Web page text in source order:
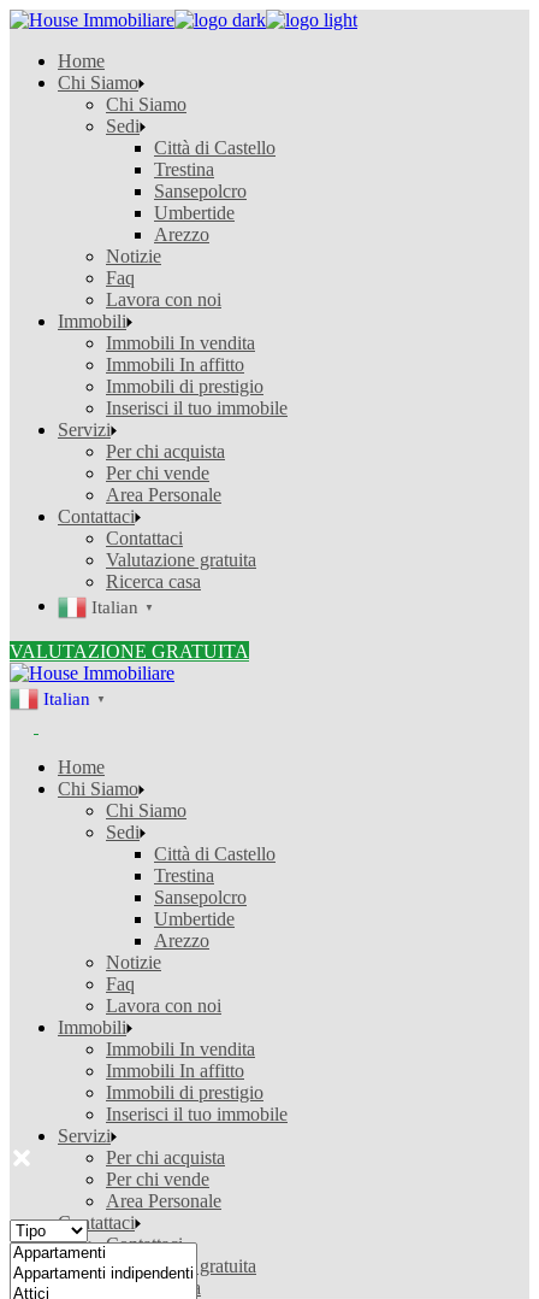
Skip
content
Home
Chi Siamo
Chi Siamo
Sedi
Città di Castello
Trestina
Sansepolcro
Umbertide
Arezzo
Notizie
Faq
Lavora con noi
Immobili
Immobili In vendita
Immobili In affitto
Immobili di prestigio
Inserisci il tuo immobile
Servizi
Per chi acquista
Per chi vende
Area Personale
Contattaci
Contattaci
Valutazione gratuita
Ricerca casa
Italian ▼
VALUTAZIONE GRATUITA
Italian ▼
Home
Chi Siamo
Chi Siamo
Sedi
Città di Castello
Trestina
Sansepolcro
Umbertide
Arezzo
Notizie
Faq
Lavora con noi
Immobili
Immobili In vendita
Immobili In affitto
Immobili di prestigio
Inserisci il tuo immobile
Servizi
Per chi acquista
Per chi vende
Area Personale
Contattaci
Contattaci
Valutazione gratuita
Ricerca casa